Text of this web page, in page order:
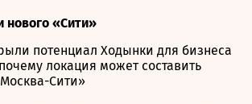
нового «Сити»
потенциал Ходынки для бизнеса
локация может составить
Сити»